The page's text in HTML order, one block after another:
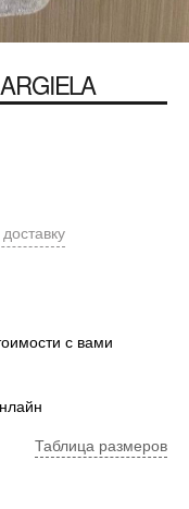
с вами
Таблица размеров